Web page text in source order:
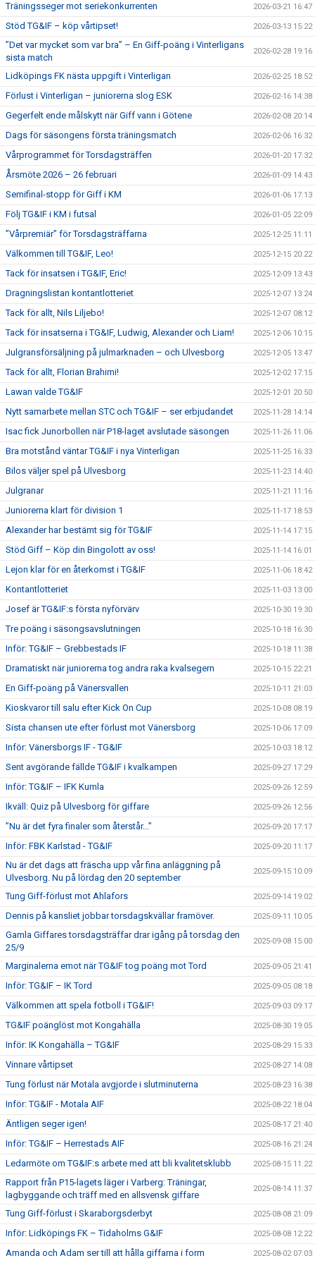
Träningsseger mot seriekonkurrenten 2026-03-21 16:47
Stöd TG&IF – köp vårtipset! 2026-03-13 15:22
”Det var mycket som var bra” – En Giff-poäng i Vinterligans
sista match
2026-02-28 19:16
Lidköpings FK nästa uppgift i Vinterligan 2026-02-25 18:52
Förlust i Vinterligan – juniorerna slog ESK 2026-02-16 14:38
Gegerfelt ende målskytt när Giff vann i Götene 2026-02-08 20:14
Dags för säsongens första träningsmatch 2026-02-06 16:32
Vårprogrammet för Torsdagsträffen 2026-01-20 17:32
Årsmöte 2026 – 26 februari 2026-01-09 14:43
Semifinal-stopp för Giff i KM 2026-01-06 17:13
Följ TG&IF i KM i futsal 2026-01-05 22:09
”Vårpremiär” för Torsdagsträffarna 2025-12-25 11:11
Välkommen till TG&IF, Leo! 2025-12-15 20:22
Tack för insatsen i TG&IF, Eric! 2025-12-09 13:43
Dragningslistan kontantlotteriet 2025-12-07 13:24
Tack för allt, Nils Liljebo! 2025-12-07 08:12
Tack för insatserna i TG&IF, Ludwig, Alexander och Liam! 2025-12-06 10:15
Julgransförsäljning på julmarknaden – och Ulvesborg 2025-12-05 13:47
Tack för allt, Florian Brahimi! 2025-12-02 17:15
Lawan valde TG&IF 2025-12-01 20:50
Nytt samarbete mellan STC och TG&IF – ser erbjudandet 2025-11-28 14:14
Isac fick Junorbollen när P18-laget avslutade säsongen 2025-11-26 11:06
Bra motstånd väntar TG&IF i nya Vinterligan 2025-11-25 16:33
Bilos väljer spel på Ulvesborg 2025-11-23 14:40
Julgranar 2025-11-21 11:16
Juniorerna klart för division 1 2025-11-17 18:53
Alexander har bestämt sig för TG&IF 2025-11-14 17:15
Stöd Giff – Köp din Bingolott av oss! 2025-11-14 16:01
Lejon klar för en återkomst i TG&IF 2025-11-06 18:42
Kontantlotteriet 2025-11-03 13:00
Josef är TG&IF:s första nyförvärv 2025-10-30 19:30
Tre poäng i säsongsavslutningen 2025-10-18 16:30
Inför: TG&IF – Grebbestads IF 2025-10-18 11:38
Dramatiskt när juniorerna tog andra raka kvalsegern 2025-10-15 22:21
En Giff-poäng på Vänersvallen 2025-10-11 21:03
Kioskvaror till salu efter Kick On Cup 2025-10-08 08:19
Sista chansen ute efter förlust mot Vänersborg 2025-10-06 17:09
Inför: Vänersborgs IF - TG&IF 2025-10-03 18:12
Sent avgörande fällde TG&IF i kvalkampen 2025-09-27 17:29
Inför: TG&IF – IFK Kumla 2025-09-26 12:59
Ikväll: Quiz på Ulvesborg för giffare 2025-09-26 12:56
”Nu är det fyra finaler som återstår...” 2025-09-20 17:17
Inför: FBK Karlstad - TG&IF 2025-09-20 11:17
Nu är det dags att fräscha upp vår fina anläggning på
Ulvesborg. Nu på lördag den 20 september
2025-09-15 10:09
Tung Giff-förlust mot Ahlafors 2025-09-14 19:02
Dennis på kansliet jobbar torsdagskvällar framöver. 2025-09-11 10:05
Gamla Giffares torsdagsträffar drar igång på torsdag den
25/9
2025-09-08 15:00
Marginalerna emot när TG&IF tog poäng mot Tord 2025-09-05 21:41
Inför: TG&IF – IK Tord 2025-09-05 08:18
Välkommen att spela fotboll i TG&IF! 2025-09-03 09:17
TG&IF poänglöst mot Kongahälla 2025-08-30 19:05
Inför: IK Kongahälla – TG&IF 2025-08-29 15:33
Vinnare vårtipset 2025-08-27 14:08
Tung förlust när Motala avgjorde i slutminuterna 2025-08-23 16:38
Inför: TG&IF - Motala AIF 2025-08-22 18:04
Äntligen seger igen! 2025-08-17 21:40
Inför: TG&IF – Herrestads AIF 2025-08-16 21:24
Ledarmöte om TG&IF:s arbete med att bli kvalitetsklubb 2025-08-15 11:22
Rapport från P15-lagets läger i Varberg: Träningar,
lagbyggande och träff med en allsvensk giffare
2025-08-14 11:37
Tung Giff-förlust i Skaraborgsderbyt 2025-08-08 21:09
Inför: Lidköpings FK – Tidaholms G&IF 2025-08-08 12:22
Amanda och Adam ser till att hålla giffarna i form 2025-08-02 07:03